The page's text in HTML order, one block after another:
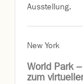
Ausstellung.
New York
World Park
zum